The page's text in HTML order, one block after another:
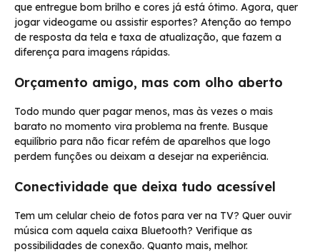
que entregue bom brilho e cores já está ótimo. Agora, quer
jogar videogame ou assistir esportes? Atenção ao tempo
de resposta da tela e taxa de atualização, que fazem a
diferença para imagens rápidas.
Orçamento amigo, mas com olho aberto
Todo mundo quer pagar menos, mas às vezes o mais
barato no momento vira problema na frente. Busque
equilíbrio para não ficar refém de aparelhos que logo
perdem funções ou deixam a desejar na experiência.
Conectividade que deixa tudo acessível
Tem um celular cheio de fotos para ver na TV? Quer ouvir
música com aquela caixa Bluetooth? Verifique as
possibilidades de conexão. Quanto mais, melhor.